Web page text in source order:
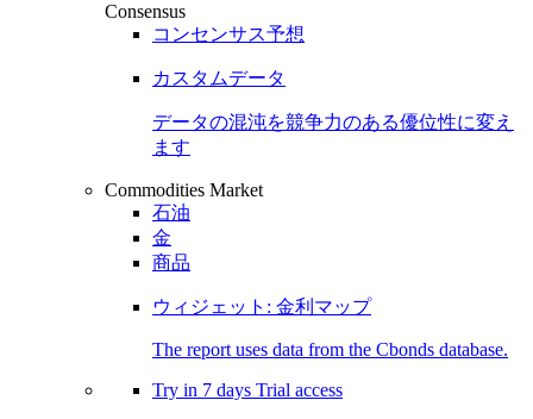
Consensus
コンセンサス予想
カスタムデータ
データの混沌を競争力のある優位性に変え
ます
Commodities Market
石油
金
商品
ウィジェット: 金利マップ
The report uses data from the Cbonds database.
Try in 7 days Trial access